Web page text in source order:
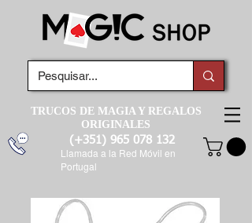
TRUCOS DE MAGIA Y REGALOS
ORIGINALES
(+351) 965 078 132
Llamada a la Red Móvil en
Portugal